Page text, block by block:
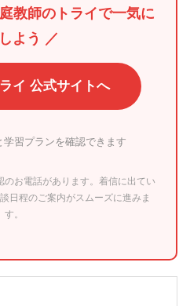
教師のトライで一気に
よう ／
イ 公式サイトへ
習プランを確認できます
お電話があります。着信に出てい
日程のご案内がスムーズに進みま
す。